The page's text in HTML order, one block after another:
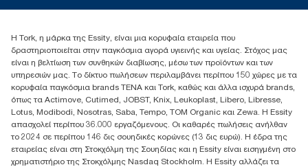
+302102705722
17th klm.National Road Athens-Lamia &2 Kalamatas
14564 N.Kifissia, Athens-Greece
Mob: +306932474930 (για Ελλάδα & Κύπρο)
Η Tork, η μάρκα της Essity, είναι μια κορυφαία εταιρεία που
δραστηριοποιείται στην παγκόσμια αγορά υγιεινής και υγείας. Στόχος μας
είναι η βελτίωση των συνθηκών διαβίωσης, μέσω των προϊόντων και των
υπηρεσιών μας. Το δίκτυο πωλήσεων περιλαμβάνει περίπου 150 χώρες με τα
κορυφαία παγκόσμια brands TENA και Tork, καθώς και άλλα ισχυρά brands,
όπως τα Actimove, Cutimed, JOBST, Knix, Leukoplast, Libero, Libresse,
Lotus, Modibodi, Nosotras, Saba, Tempo, TOM Organic και Zewa. Η Essity
απασχολεί περίπου 36.000 εργαζόμενους. Οι καθαρές πωλήσεις ανήλθαν
το 2024 σε περίπου 146 δις σουηδικές κορώνες (13 δις ευρώ). Η έδρα της
εταιρείας είναι στη Στοκχόλμη της Σουηδίας και η Essity είναι εισηγμένη στο
χρηματιστήριο της Στοκχόλμης Nasdaq Stockholm. Η Essity αλλάζει τα